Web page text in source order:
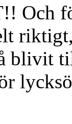
Och
blivit